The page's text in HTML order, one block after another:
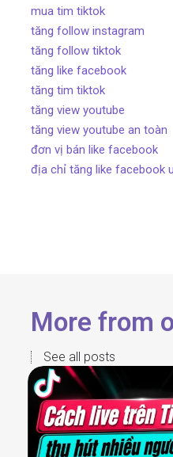
mua tim tiktok
tăng follow instagram
tăng follow tiktok
tăng like facebook
tăng tim tiktok
tăng view youtube
tăng view youtube an toàn
đơn vị bán like facebook
địa chỉ tăng like facebook
More from
See all posts